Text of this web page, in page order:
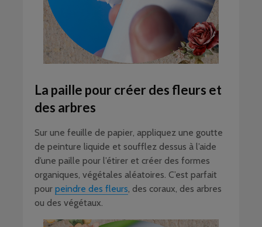
La paille pour créer des fleurs et
des arbres
Sur une feuille de papier, appliquez une goutte
de peinture liquide et soufflez dessus à l’aide
d’une paille pour l’étirer et créer des formes
organiques, végétales aléatoires. C’est parfait
pour peindre des fleurs, des coraux, des arbres
ou des végétaux.